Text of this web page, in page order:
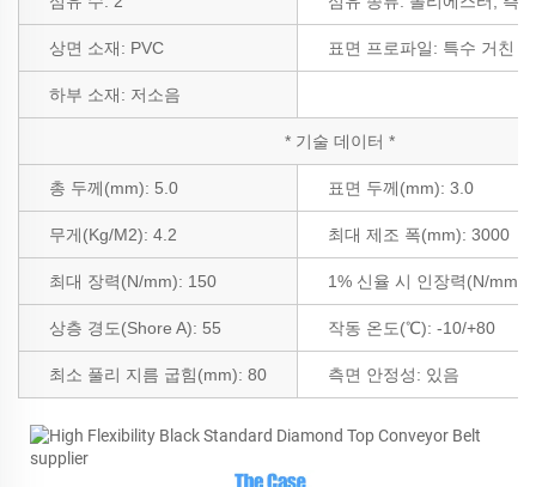
상면 소재: PVC 표면 프로파일: 특수 거친 면
하부 소재: 저소음
* 기술 데이터 *
총 두께(mm): 5.0 표면 두께(mm): 3.0
무게(Kg/M2): 4.2 최대 제조 폭(mm): 3000
최대 장력(N/mm): 150 1% 신율 시 인장력(N/mm):
상층 경도(Shore A): 55 작동 온도(℃): -10/+80
최소 풀리 지름 굽힘(mm): 80 측면 안정성: 있음